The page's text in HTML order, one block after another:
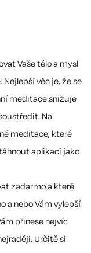
Vaše tělo a mysl
věc je, že se
meditace snižuje
Na
meditace, které
aplikaci jako
zadarmo a které
a nebo Vám vylepší
přinese nejvíc
Určitě si